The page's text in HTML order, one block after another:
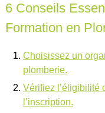
6 Conseils
Formation en
Choisissez un
plomberie.
Vérifiez l’éligibilité
l’inscription.